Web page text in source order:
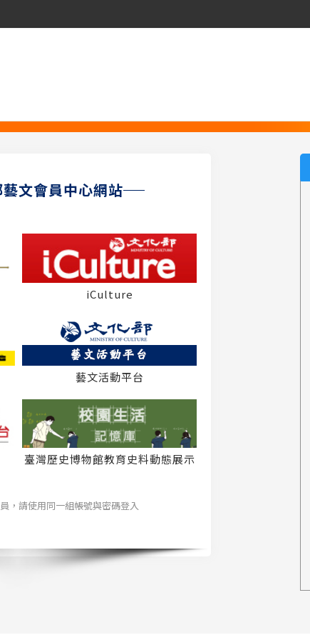
文會員中心網站
iCulture
藝文活動平台
臺灣歷史博物館教育史料動態展示
，請使用同一組帳號與密碼登入